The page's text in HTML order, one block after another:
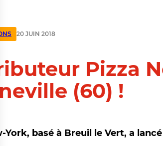
20 JUIN 2018
Pizza
(60) !
York, basé à Breuil le Vert, a